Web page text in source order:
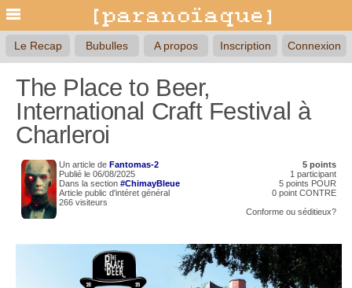
Le Recap Bubulles A propos Inscription Connexion
The Place to Beer,
International Craft Festival à
Charleroi
Un article de Fantomas-2
Publié le 06/08/2025
Dans la section #ChimayBleue
Article public d'intéret général
266 visiteurs
5 points
1 participant
5 points POUR
0 point CONTRE
Conforme ou séditieux?